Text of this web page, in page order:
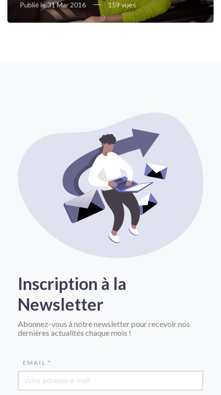
Publié le 31 Mar 2016 159 vues
Inscription à la
Newsletter
Abonnez-vous à notre newsletter pour recevoir nos
dernières actualités chaque mois !
EMAIL *